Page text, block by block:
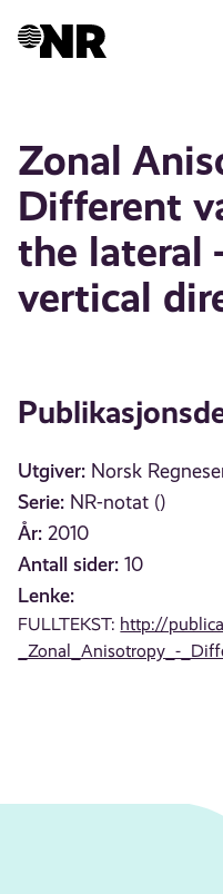
Zonal
Different
the lateral
vertical
Utgiver: Norsk
Serie: NR-notat ()
År: 2010
Antall sider: 10
Lenke:
FULLTEKST: http://
_Zonal_Anisotropy_-